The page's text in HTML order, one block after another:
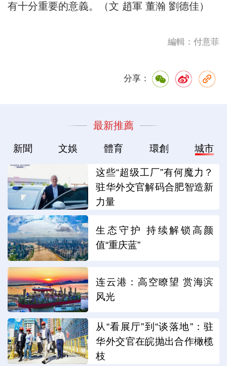
有十分重要的意義。（文 趙軍 董瀚 劉德佳）
編輯：付意菲
分享：
最新推薦
新聞 文娛 體育 環創 城市
这些“超级工厂”有何魔力？
驻华外交官解码合肥智造新
力量
生态守护 持续解锁高颜
值“重庆蓝”
连云港：高空瞭望 赏海滨
风光
从“看展厅”到“谈落地”：驻
华外交官在皖抛出合作橄榄
枝